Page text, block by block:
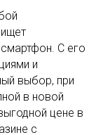
С его
и
выбор, при
в новой
цене в
с